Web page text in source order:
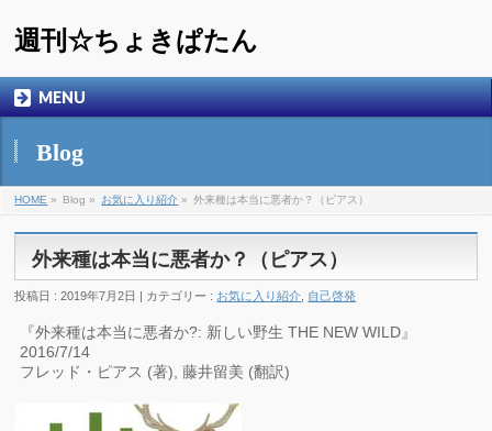
週刊☆ちょきぱたん
MENU
Blog
HOME » Blog » お気に入り紹介 » 外来種は本当に悪者か？（ピアス）
外来種は本当に悪者か？（ピアス）
投稿日 : 2019年7月2日 | カテゴリー : お気に入り紹介 自己啓発
『外来種は本当に悪者か?: 新しい野生 THE NEW WILD』
2016/7/14
フレッド・ピアス (著), 藤井留美 (翻訳)